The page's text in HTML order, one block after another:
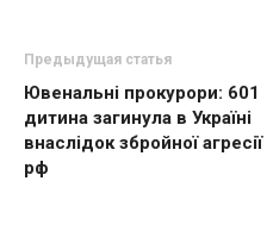
Предыдущая статья
Ювенальні прокурори: 601
дитина загинула в Україні
внаслідок збройної агресії
рф